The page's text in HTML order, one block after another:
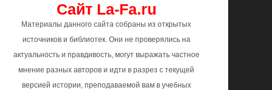
Сайт La-Fa.ru
Материалы данного сайта собраны из открытых
источников и библиотек. Они не проверялись на
актуальность и правдивость, могут выражать частное
мнение разных авторов и идти в разрез с текущей
версией истории, преподаваемой вам в учебных